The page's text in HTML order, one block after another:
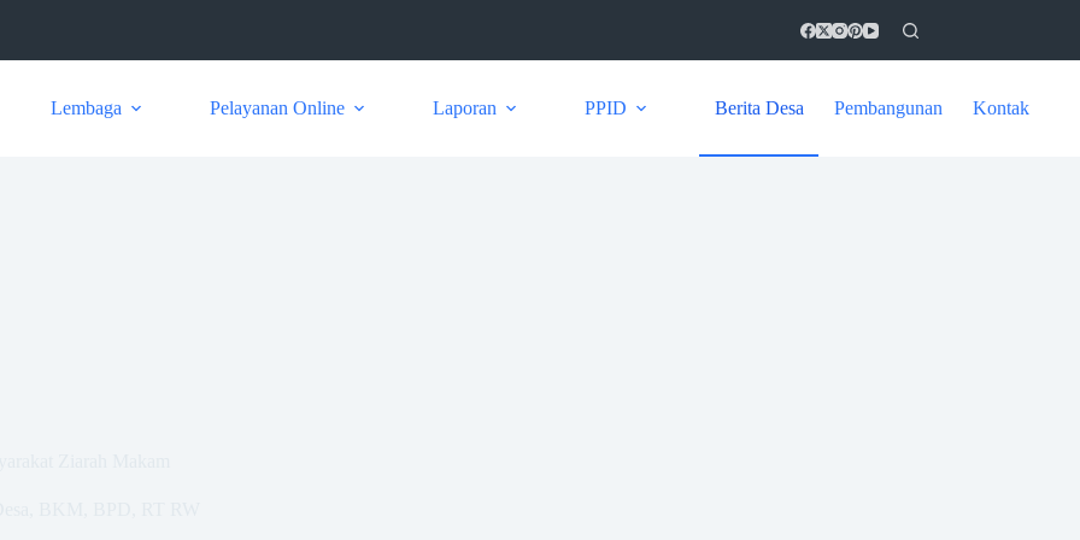
Lembaga Pelayanan Online Laporan PPID Berita Desa Pembangunan Kontak